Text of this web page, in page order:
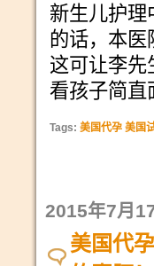
新生儿护理
的话，本
这可让李先
看孩子简直
Tags: 美国代孕 美国
2015年7月
美国代